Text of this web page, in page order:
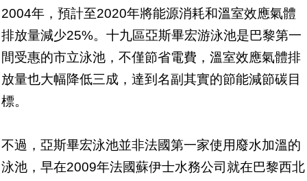
2004年，預計至2020年將能源消耗和溫室效應氣體
排放量減少25%。十九區亞斯畢宏游泳池是巴黎第一
間受惠的市立泳池，不僅節省電費，溫室效應氣體排
放量也大幅降低三成，達到名副其實的節能減節碳目
標。
不過，亞斯畢宏泳池並非法國第一家使用廢水加溫的
泳池，早在2009年法國蘇伊士水務公司就在巴黎西北